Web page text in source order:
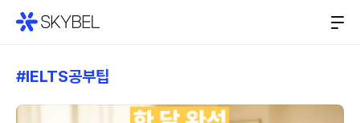
#IELTS공부팁